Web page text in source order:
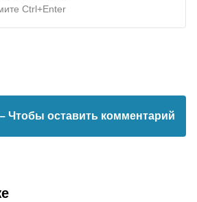
Ctrl+Enter
– Чтобы оставить комментарий